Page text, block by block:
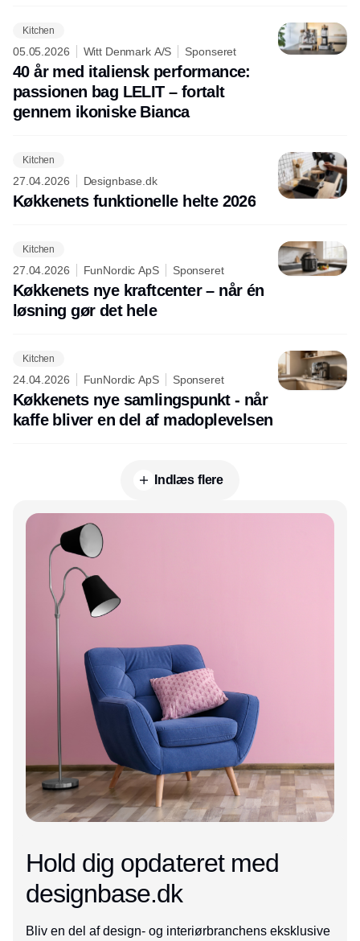
Kitchen
05.05.2026 Witt Denmark A/S Sponseret
40 år med italiensk performance:
passionen bag LELIT – fortalt
gennem ikoniske Bianca
Kitchen
27.04.2026 Designbase.dk
Køkkenets funktionelle helte 2026
Kitchen
27.04.2026 FunNordic ApS Sponseret
Køkkenets nye kraftcenter – når én
løsning gør det hele
Kitchen
24.04.2026 FunNordic ApS Sponseret
Køkkenets nye samlingspunkt - når
kaffe bliver en del af madoplevelsen
Indlæs flere
Annonce
Hold dig opdateret med
designbase.dk
Bliv en del af design- og interiørbranchens eksklusive